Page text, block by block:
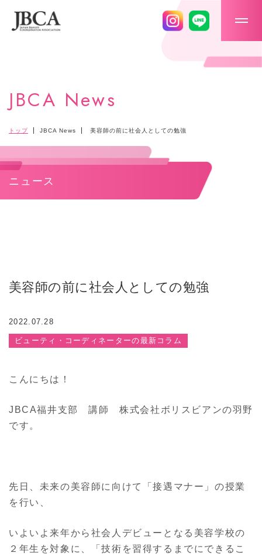
メニ
JBCA News
トップ JBCA News 美容師の前に社会人としての勉強
ニュース
美容師の前に社会人としての勉強
2022.07.28
ビューティ・コーディネーターの最新コラム
こんにちは！
JBCA福井支部 講師 株式会社ボリスビアンの羽野
です。
先日、未来の美容師に向けて「接遇マナー」の授業
を行い、
いよいよ来年から社会人デビューとなる美容学校の
２年生を対象に、「技術を習得するまでにできるこ